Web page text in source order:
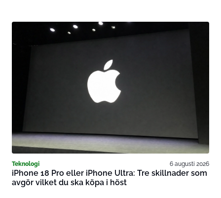
Teknologi 6 augusti 2026
iPhone 18 Pro eller iPhone Ultra: Tre skillnader som
avgör vilket du ska köpa i höst